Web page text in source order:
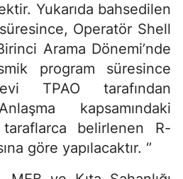
Yukarıda bahsedilen
Operatör Shell
Arama Dönemi’nde
program süresince
TPAO tarafından
kapsamındaki
taraflarca belirlenen R-
göre yapılacaktır. ‘’